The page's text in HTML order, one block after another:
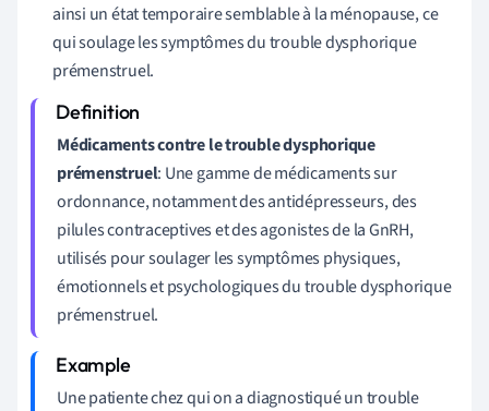
ainsi un état temporaire semblable à la ménopause, ce
qui soulage les symptômes du trouble dysphorique
prémenstruel.
Médicaments contre le trouble dysphorique
prémenstruel: Une gamme de médicaments sur
ordonnance, notamment des antidépresseurs, des
pilules contraceptives et des agonistes de la GnRH,
utilisés pour soulager les symptômes physiques,
émotionnels et psychologiques du trouble dysphorique
prémenstruel.
Une patiente chez qui on a diagnostiqué un trouble